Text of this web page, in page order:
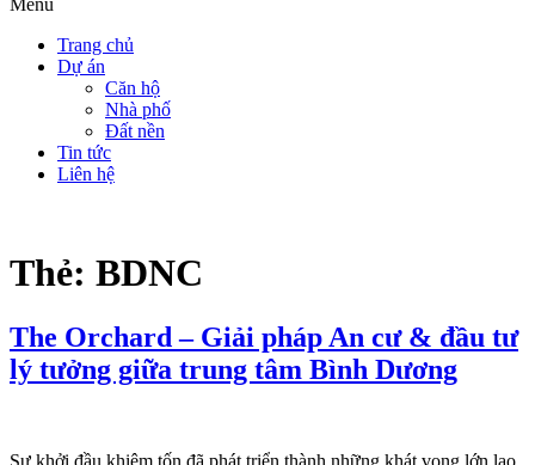
Menu
Trang chủ
Dự án
Căn hộ
Nhà phố
Đất nền
Tin tức
Liên hệ
Thẻ: BDNC
The Orchard – Giải pháp An cư & đầu tư
lý tưởng giữa trung tâm Bình Dương
Sự khởi đầu khiêm tốn đã phát triển thành những khát vọng lớn lao